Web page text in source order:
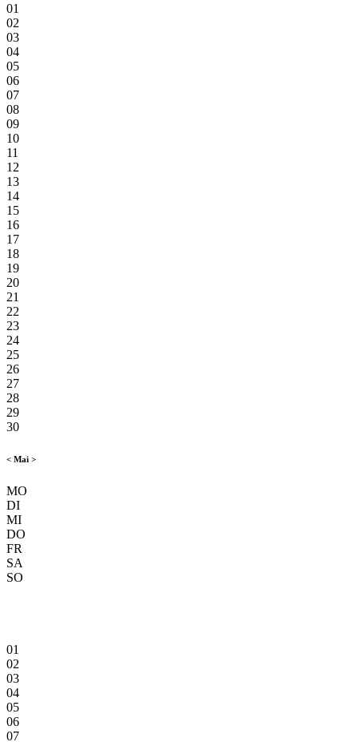
01
02
03
04
05
06
07
08
09
10
11
12
13
14
15
16
17
18
19
20
21
22
23
24
25
26
27
28
29
30
< Mai >
MO
DI
MI
DO
FR
SA
SO
01
02
03
04
05
06
07